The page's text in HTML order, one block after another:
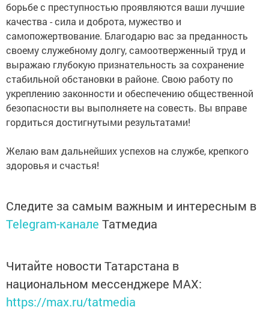
борьбе с преступностью проявляются ваши лучшие
качества - сила и доброта, мужество и
самопожертвование. Благодарю вас за преданность
своему служебному долгу, самоотверженный труд и
выражаю глубокую признательность за сохранение
стабильной обстановки в районе. Свою работу по
укреплению законности и обеспечению общественной
безопасности вы выполняете на совесть. Вы вправе
гордиться достигнутыми результатами!
Желаю вам дальнейших успехов на службе, крепкого
здоровья и счастья!
Следите за самым важным и интересным в
Telegram-канале Татмедиа
Читайте новости Татарстана в
национальном мессенджере MАХ:
https://max.ru/tatmedia